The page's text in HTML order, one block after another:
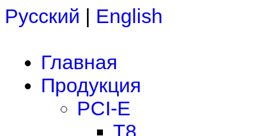
Русский | English
Главная
Продукция
PCI-E
T8